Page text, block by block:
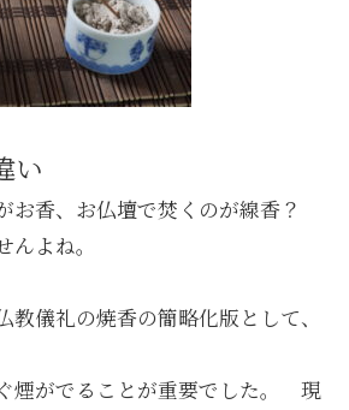
い
お香、お仏壇で焚くのが線香？
よね。
教儀礼の焼香の簡略化版として、
煙がでることが重要でした。 現